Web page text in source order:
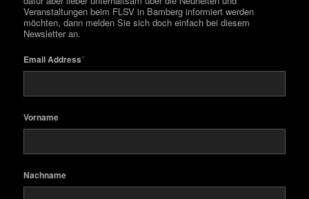
Veranstaltungen beim FLSV in Bamberg informiert werden
möchten, dann melden Sie sich doch einfach bei diesem
Newsletter an.
Email Address*
Vorname
Nachname